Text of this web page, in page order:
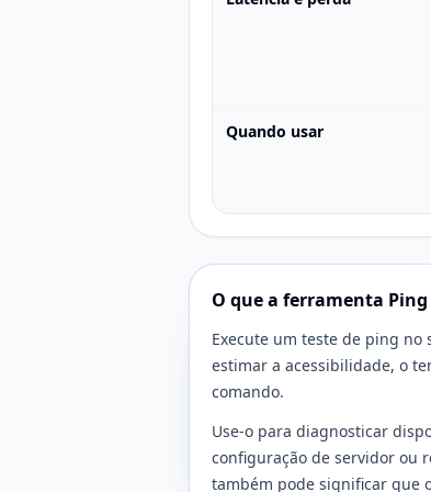
Quando usar
O que a ferramenta
Execute um teste de ping
estimar a acessibilidade, o
comando.
Use-o para diagnosticar
configuração de servidor ou
também pode significar que